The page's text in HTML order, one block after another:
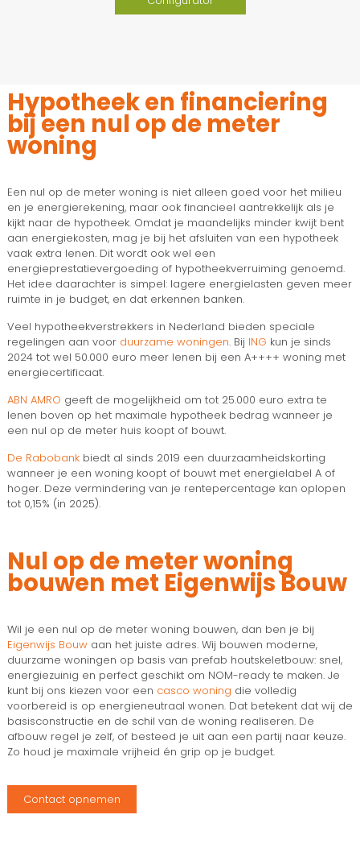
Hypotheek en financiering
bij een nul op de meter
woning
Een nul op de meter woning is niet alleen goed voor het milieu
en je energierekening, maar ook financieel aantrekkelijk als je
kijkt naar de hypotheek. Omdat je maandelijks minder kwijt bent
aan energiekosten, mag je bij het afsluiten van een hypotheek
vaak extra lenen. Dit wordt ook wel een
energieprestatievergoeding of hypotheekverruiming genoemd.
Het idee daarachter is simpel: lagere energielasten geven meer
ruimte in je budget, en dat erkennen banken.
Veel hypotheekverstrekkers in Nederland bieden speciale
regelingen aan voor duurzame woningen. Bij ING kun je sinds
2024 tot wel 50.000 euro meer lenen bij een A++++ woning met
energiecertificaat.
ABN AMRO geeft de mogelijkheid om tot 25.000 euro extra te
lenen boven op het maximale hypotheek bedrag wanneer je
een nul op de meter huis koopt of bouwt.
De Rabobankbiedt al sinds 2019 een duurzaamheidskorting
wanneer je een woning koopt of bouwt met energielabel A of
hoger. Deze vermindering van je rentepercentage kan oplopen
tot 0,15% (in 2025).
Nul op de meter woning
bouwen met Eigenwijs Bouw
Wil je een nul op de meter woning bouwen, dan ben je bij
Eigenwijs Bouwaan het juiste adres. Wij bouwen moderne,
duurzame woningen op basis van prefab houtskeletbouw: snel,
energiezuinig en perfect geschikt om NOM-ready te maken. Je
kunt bij ons kiezen voor een casco woning die volledig
voorbereid is op energieneutraal wonen. Dat betekent dat wij de
basisconstructie en de schil van de woning realiseren. De
afbouw regel je zelf, of besteed je uit aan een partij naar keuze.
Zo houd je maximale vrijheid én grip op je budget.
Contact opnemen